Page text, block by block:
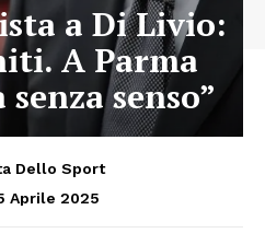
a Di Livio:
A Parma
senso”
Dello Sport
Aprile 2025